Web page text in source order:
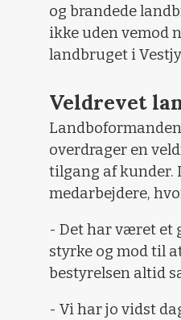
og brandede
ikke uden vemod
landbruget i
Veldrevet
overdrager en
tilgang af kunder.
medarbejdere,
- Det har været et
styrke og mod til
bestyrelsen altid
- Vi har jo vidst